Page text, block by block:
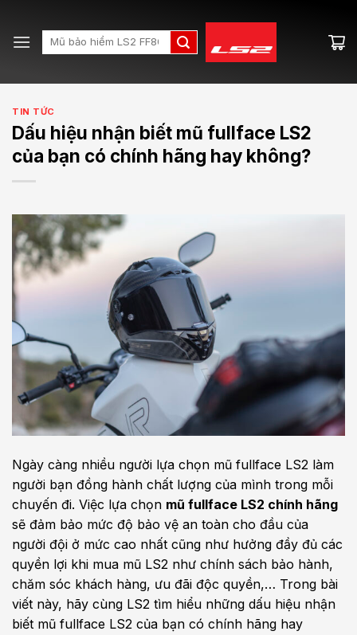
content
Search
for:
TIN TỨC
Dấu hiệu nhận biết mũ fullface LS2
của bạn có chính hãng hay không?
Ngày càng nhiều người lựa chọn mũ fullface LS2 làm
người bạn đồng hành chất lượng của mình trong mỗi
chuyến đi. Việc lựa chọn mũ fullface LS2 chính hãng
sẽ đảm bảo mức độ bảo vệ an toàn cho đầu của
người đội ở mức cao nhất cũng như hưởng đầy đủ các
quyền lợi khi mua mũ LS2 như chính sách bảo hành,
chăm sóc khách hàng, ưu đãi độc quyền,… Trong bài
viết này, hãy cùng LS2 tìm hiểu những dấu hiệu nhận
biết mũ fullface LS2 của bạn có chính hãng hay